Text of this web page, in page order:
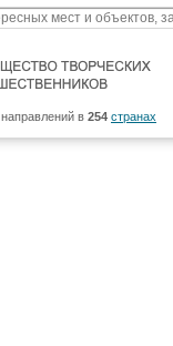
направлений в 254 странах